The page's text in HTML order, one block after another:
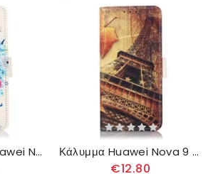
δερματινη θηκη Huawei Nova 9 / Honor 50 Ανθισμένο Δέντρο Κάλυμμα Huawei Nova 9 / Honor 50 Πύργος Του Άιφελ Το Φθινόπωρο
€12.80